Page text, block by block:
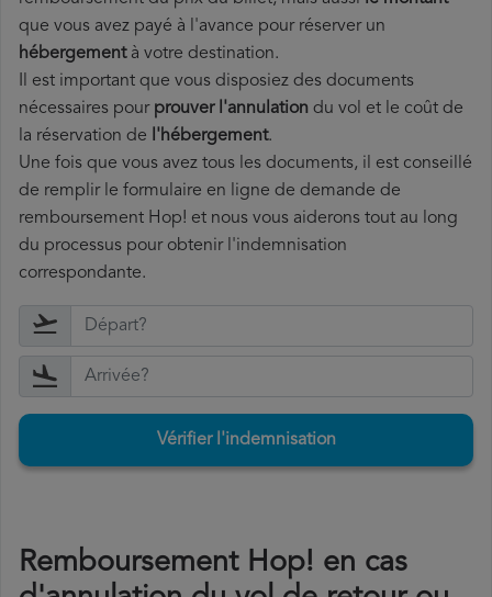
que vous avez payé à l'avance pour réserver un
hébergementà votre destination.
Il est important que vous disposiez des documents
nécessaires pour prouver l'annulation du vol et le coût de
la réservation de l'hébergement.
Une fois que vous avez tous les documents, il est conseillé
de remplir le formulaire en ligne de demande de
remboursement Hop! et nous vous aiderons tout au long
du processus pour obtenir l'indemnisation
correspondante.
Vérifier l'indemnisation
Remboursement Hop! en cas